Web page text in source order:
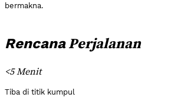
bermakna.
RencanaPerjalanan
<5 Menit
Tiba di titik kumpul